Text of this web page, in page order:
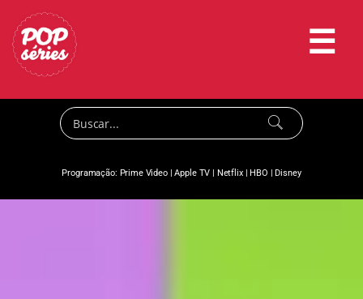
☰
Programação: Prime Video|Apple TV | Netflix|HBO |Disney